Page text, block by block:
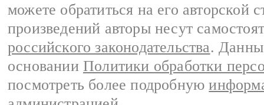
можете обратиться на его авторской
произведений авторы несут
российского законодательства.
основании Политики обработки
посмотреть более подробную